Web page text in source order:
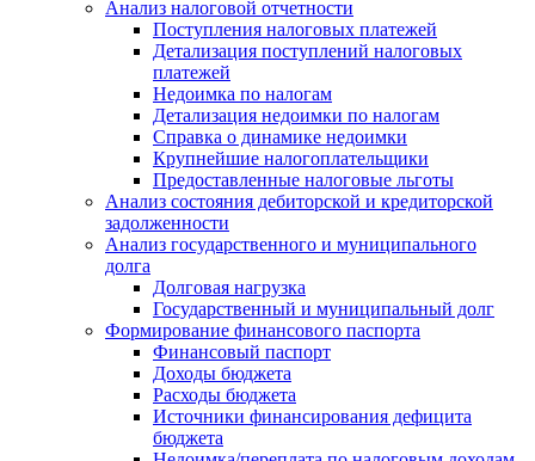
Анализ налоговой отчетности
Поступления налоговых платежей
Детализация поступлений налоговых
платежей
Недоимка по налогам
Детализация недоимки по налогам
Справка о динамике недоимки
Крупнейшие налогоплательщики
Предоставленные налоговые льготы
Анализ состояния дебиторской и кредиторской
задолженности
Анализ государственного и муниципального
долга
Долговая нагрузка
Государственный и муниципальный долг
Формирование финансового паспорта
Финансовый паспорт
Доходы бюджета
Расходы бюджета
Источники финансирования дефицита
бюджета